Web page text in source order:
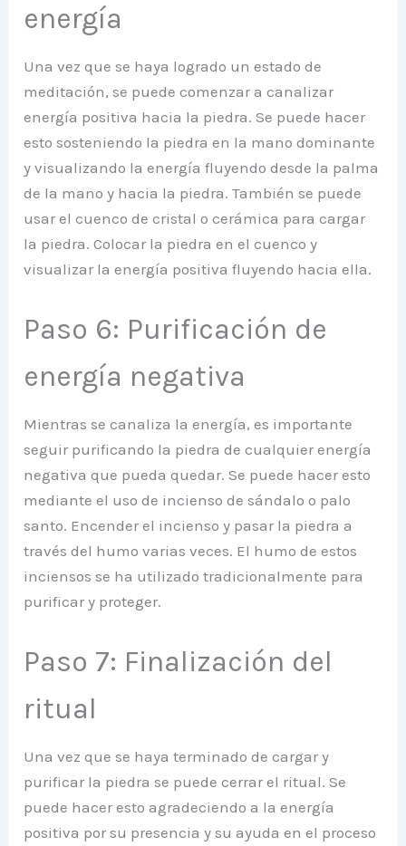
energía
Una vez que se haya logrado un estado de
meditación, se puede comenzar a canalizar
energía positiva hacia la piedra. Se puede hacer
esto sosteniendo la piedra en la mano dominante
y visualizando la energía fluyendo desde la palma
de la mano y hacia la piedra. También se puede
usar el cuenco de cristal o cerámica para cargar
la piedra. Colocar la piedra en el cuenco y
visualizar la energía positiva fluyendo hacia ella.
Paso 6: Purificación de
energía negativa
Mientras se canaliza la energía, es importante
seguir purificando la piedra de cualquier energía
negativa que pueda quedar. Se puede hacer esto
mediante el uso de incienso de sándalo o palo
santo. Encender el incienso y pasar la piedra a
través del humo varias veces. El humo de estos
inciensos se ha utilizado tradicionalmente para
purificar y proteger.
Paso 7: Finalización del
ritual
Una vez que se haya terminado de cargar y
purificar la piedra se puede cerrar el ritual. Se
puede hacer esto agradeciendo a la energía
positiva por su presencia y su ayuda en el proceso